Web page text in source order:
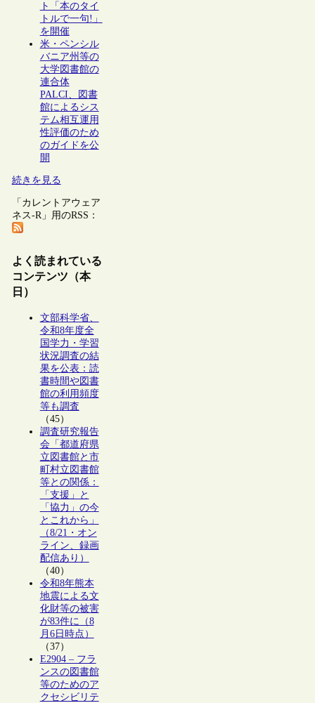
ト「本のタイ
トルで一句!」
を開催
米・ペンシル
バニア州等の
大学図書館の
連合体
PALCI、図書
館によるシス
テム相互運用
性評価のため
のガイドを公
開
続きを見る
「カレントアウェア
ネス-R」用のRSS：
よく読まれている
コンテンツ（本
日）
文部科学省、
令和8年度全
国学力・学習
状況調査の結
果を公表：読
書時間や図書
館の利用頻度
等も調査
（45）
調査研究報告
会「都道府県
立図書館と市
町村立図書館
等との関係：
「支援」と
「協力」の今
とこれから」
（8/21・オン
ライン、録画
配信あり）
（40）
令和8年熊本
地震による文
化財等の被害
が83件に（8
月6日時点）
（37）
E2904 – フラ
ンスの図書館
等のためのア
クセシビリテ